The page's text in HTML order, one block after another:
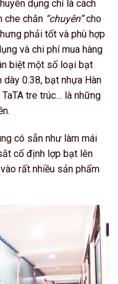
dụng chỉ là cách
che chắn “chuyên”cho
phải tốt và phù hợp
và chi phí mua hàng
biệt một số loại bạt
0.38, bạt nhựa Hàn
tre trúc… là những
có sẵn như làm mái
cố định lợp bạt lên
rất nhiều sản phẩm